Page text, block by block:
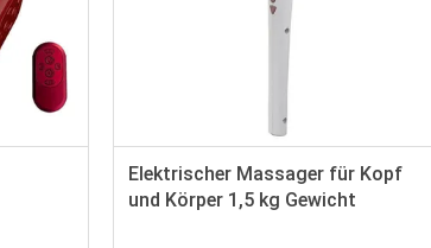
Elektrischer Massager für Kopf
und Körper 1,5 kg Gewicht